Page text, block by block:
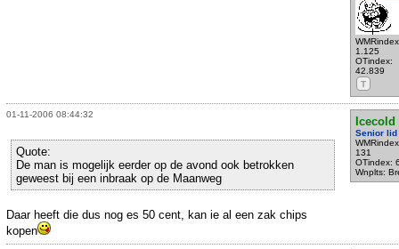
1.125
OTindex:
42.839
T
01-11-2006 08:44:32
Icecold
Senior lid
131
OTindex:
Wnplts:
Quote:
De man is mogelijk eerder op de avond ook betrokken
geweest bij een inbraak op de Maanweg
Daar heeft die dus nog es 50 cent, kan ie al een zak chips
kopen